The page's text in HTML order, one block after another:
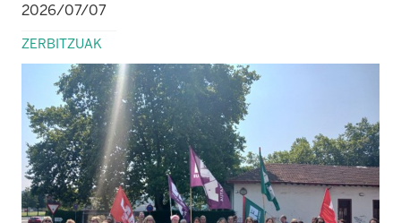
2026/07/07
ZERBITZUAK